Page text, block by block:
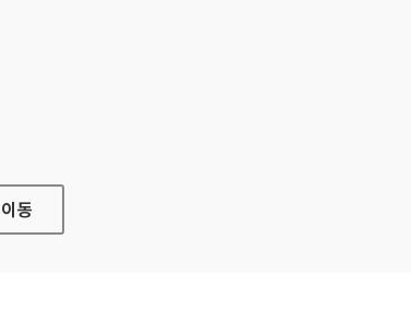
이동